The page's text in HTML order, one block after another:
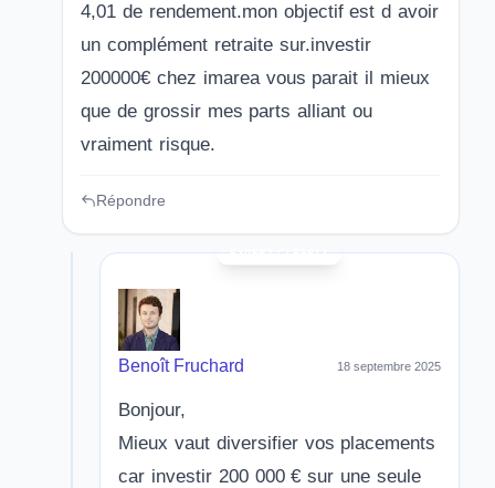
4,01 de rendement.mon objectif est d avoir
un complément retraite sur.investir
200000€ chez imarea vous parait il mieux
que de grossir mes parts alliant ou
vraiment risque.
Répondre
Benoît Fruchard 18 septembre 2025
Bonjour,
Mieux vaut diversifier vos placements
car investir 200 000 € sur une seule